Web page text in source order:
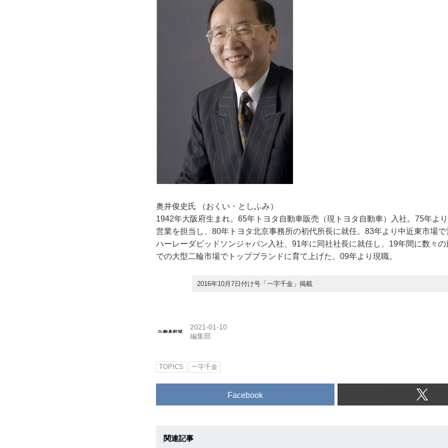
奥井俊史氏 （おくい・としふみ）
1942年大阪府生まれ。65年トヨタ自動車販売（現トヨタ自動車）入社。75年よ
営業を担当し、80年トヨタ北京事務所の初代所長に就任。83年より中近東市場
ハーレーダビッドソンジャパン入社、91年に同社社長に就任し、19年間に数々
での大型二輪市場でトップブランドに育て上げた。09年より現職。
2016年10月7日付け号「一字千金」掲載
2021-01-10
編集部
TOPICS 一字千金
Facebook
関連記事